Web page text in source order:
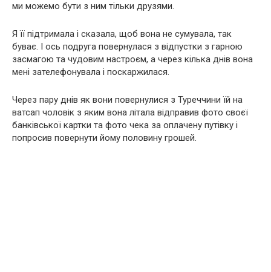
ми можемо бути з ним тільки друзями.
Я її підтримала і сказала, щоб вона не сумувала, так
буває. І ось подруга повернулася з відпустки з гарною
засмагою та чудовим настроєм, а через кілька днів вона
мені зателефонувала і поскаржилася.
Через пару днів як вони повернулися з Туреччини їй на
ватсап чоловік з яким вона літала відправив фото своєї
банківської картки та фото чека за оплачену путівку і
попросив повернути йому половину грошей.